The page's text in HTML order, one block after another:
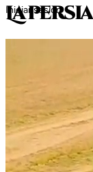
Iniciar sesión
Lapersia